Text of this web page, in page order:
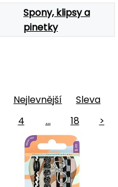
Spony, klipsy a
pinetky
Nejlevnější
Sleva
4 … 18 >